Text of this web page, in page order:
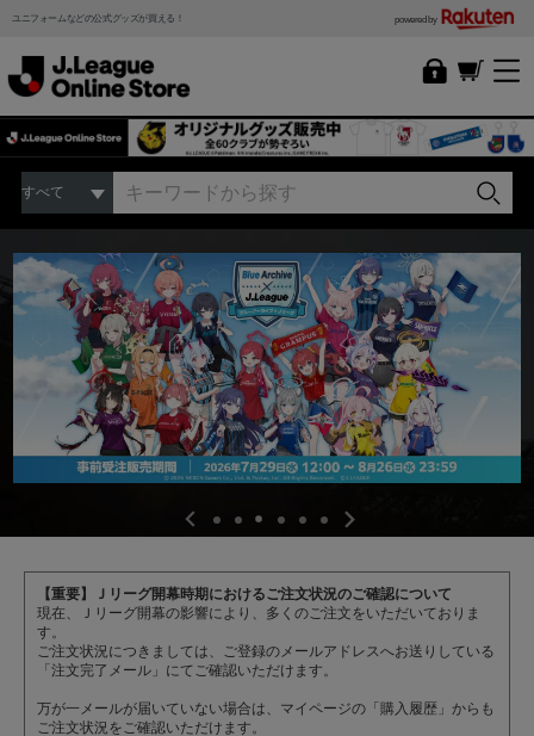
ユニフォームなどの公式グッズが買える！ powered by
【重要】Ｊリーグ開幕時期におけるご注文状況のご確認について
現在、Ｊリーグ開幕の影響により、多くのご注文をいただいておりま
す。
ご注文状況につきましては、ご登録のメールアドレスへお送りしている
「注文完了メール」にてご確認いただけます。
万が一メールが届いていない場合は、マイページの「購入履歴」からも
ご注文状況をご確認いただけます。